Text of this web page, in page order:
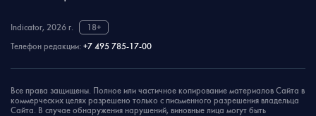
Indicator, 2026 г.
18+
Телефон редакции: +7 495 785-17-00
Все права защищены. Полное или частичное копирование материалов Сайта в
коммерческих целях разрешено только с письменного разрешения владельца
Сайта. В случае обнаружения нарушений, виновные лица могут быть